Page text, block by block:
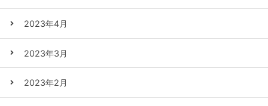
2023年4月
2023年3月
2023年2月